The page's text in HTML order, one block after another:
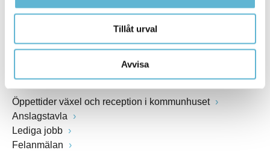
Tillåt urval
Avvisa
Fax: 0456-82 22 00
Öppettider växel och reception i kommunhuset
Anslagstavla
Lediga jobb
Felanmälan